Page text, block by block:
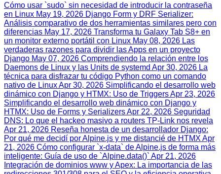
Cómo usar `sudo` sin necesidad de introducir la contraseña
en Linux May 19, 2026 Django Form y DRF Serializer:
Análisis comparativo de dos herramientas similares pero con
diferencias May 17, 2026 Transforma tu Galaxy Tab S8+ en
un monitor externo portátil con Linux May 08, 2026 Las
verdaderas razones para dividir las Apps en un proyecto
Django May 07, 2026 Comprendiendo la relación entre los
Daemons de Linux y las Units de systemd Apr 30, 2026 La
técnica para disfrazar tu código Python como un comando
nativo de LinuxApr 30, 2026 Simplificando el desarrollo web
dinámico con Django y HTMX: Uso de TriggersApr 23, 2026
Simplificando el desarrollo web dinámico con Django y
HTMX: Uso de Forms y SerializersApr 22, 2026 Seguridad
DNS: Lo que el hackeo masivo a routers TP-Link nos revela
Apr 21, 2026 Reseña honesta de un desarrollador Django:
Por qué me decidí por Alpine.js y me distancié de HTMX Apr
21, 2026 Cómo configurar `x-data` de Alpine.js de forma más
inteligente: Guía de uso de `Alpine.data()` Apr 21, 2026
Integración de dominios www y Apex: La importancia de las